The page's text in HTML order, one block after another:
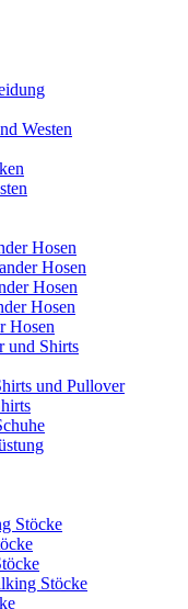
Westen
Hosen
Hosen
Hosen
Hosen
Hosen
und Shirts
und Pullover
Stöcke
Stöcke